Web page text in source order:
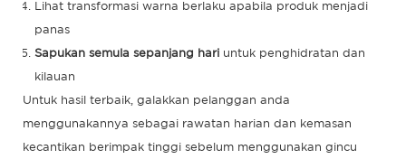
Lihat transformasi warna berlaku apabila produk menjadi
panas
Sapukan semula sepanjang hari untuk penghidratan dan
kilauan
Untuk hasil terbaik, galakkan pelanggan anda
menggunakannya sebagai rawatan harian dan kemasan
kecantikan berimpak tinggi sebelum menggunakan gincu